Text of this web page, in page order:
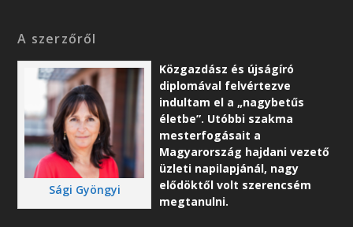
A szerzőről
Sági Gyöngyi
Közgazdász és újságíró
diplomával felvértezve
indultam el a „nagybetűs
életbe”. Utóbbi szakma
mesterfogásait a
Magyarország hajdani vezető
üzleti napilapjánál, nagy
elődöktől volt szerencsém
megtanulni.